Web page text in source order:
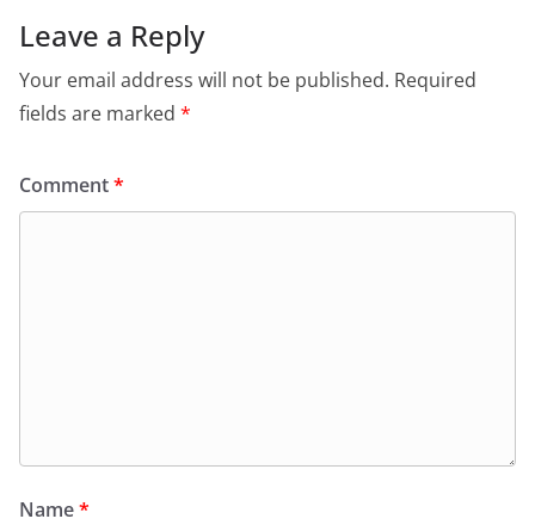
Leave a Reply
Your email address will not be published. Required
fields are marked *
Comment*
Name*